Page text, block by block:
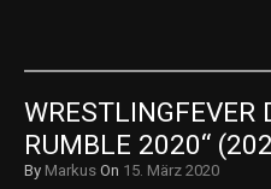
WRESTLINGFEVER
RUMBLE 2020“
By Markus On 15. März 2020